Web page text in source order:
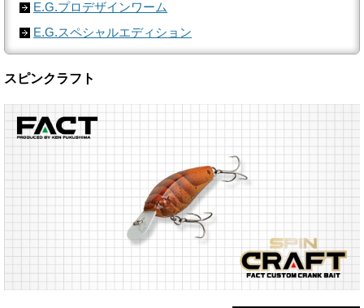
E.G.プロデザインワーム
E.G.スペシャルエディション
スピンクラフト